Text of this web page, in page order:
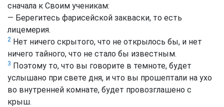
сначала к Своим ученикам:
— Берегитесь фарисейской закваски, то есть
лицемерия.
2 Нет ничего скрытого, что не открылось бы, и нет
ничего тайного, что не стало бы известным.
3 Поэтому то, что вы говорите в темноте, будет
услышано при свете дня, и что вы прошептали на ухо
во внутренней комнате, будет провозглашено с
крыш.